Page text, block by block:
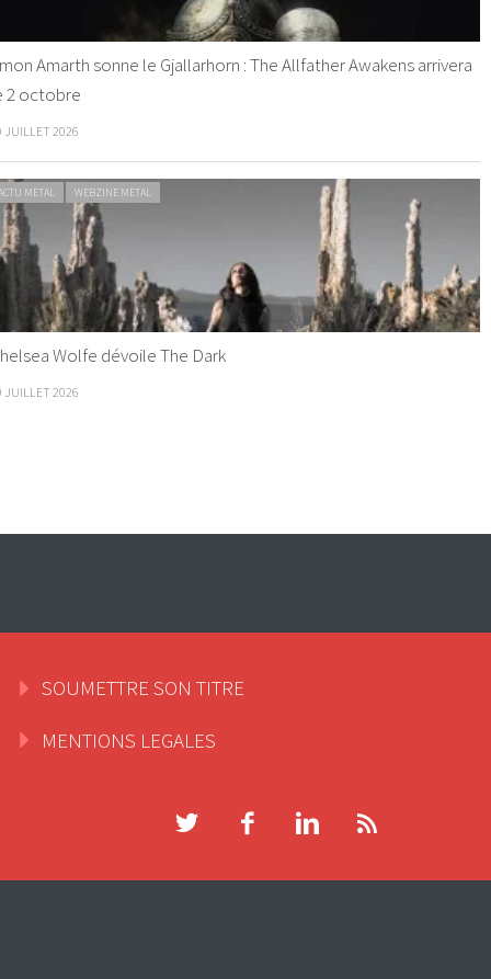
Amarth sonne le Gjallarhorn : The Allfather Awakens arrivera
2 octobre
JUILLET 2026
METAL WEBZINE METAL
Wolfe dévoile The Dark
JUILLET 2026
SOUMETTRE SON TITRE
MENTIONS LEGALES